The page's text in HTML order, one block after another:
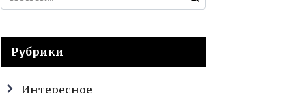
for:
Рубрики
Интересное